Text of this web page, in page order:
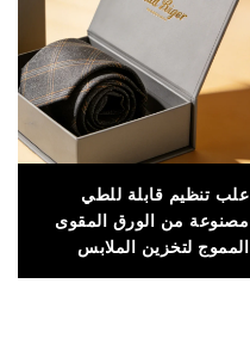
علب تنظيم قابلة للطي
مصنوعة من الورق المقوى
المموج لتخزين الملابس